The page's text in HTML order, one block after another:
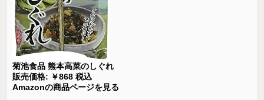
菊池食品 熊本高菜のしぐれ
販売価格: ￥868 税込
Amazonの商品ページを見る